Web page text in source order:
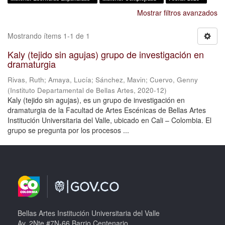
Mostrar filtros avanzados
Mostrando ítems 1-1 de 1
Kaly (tejido sin agujas) grupo de investigación en
dramaturgia
Rivas, Ruth; Amaya, Lucía; Sánchez, Mavin; Cuervo, Genny
(Instituto Departamental de Bellas Artes, 2020-12)
Kaly (tejido sin agujas), es un grupo de investigación en
dramaturgia de la Facultad de Artes Escénicas de Bellas Artes
Institución Universitaria del Valle, ubicado en Cali – Colombia. El
grupo se pregunta por los procesos ...
Bellas Artes Institución Universitaria del Valle
Av. 2Nte #7N-66 Barrio Centenario